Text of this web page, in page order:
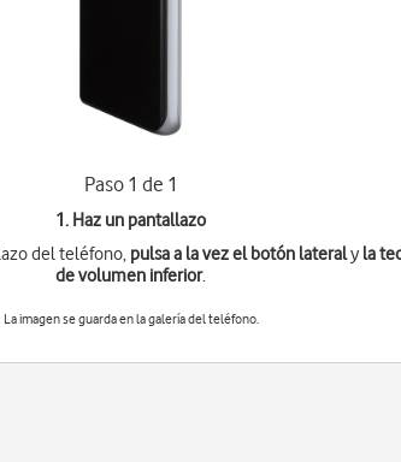
Paso 1 de 1
1. Haz un pantallazo
del teléfono, pulsa a la vezel botón lateraly la
de volumen inferior.
La imagen se guarda en la galería del teléfono.